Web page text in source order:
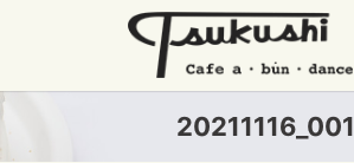
20211116_001